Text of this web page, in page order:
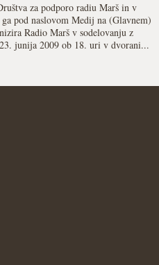
za podporo radiu Marš in v
pod naslovom Medij na (Glavnem)
Radio Marš v sodelovanju z
junija 2009 ob 18. uri v dvorani...